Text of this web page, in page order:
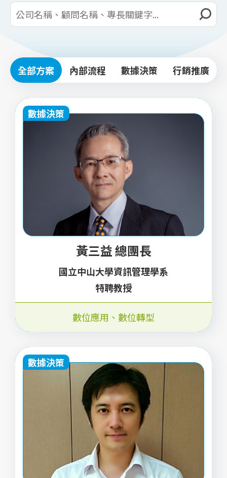
全部方案 內部流程 數據決策 行銷推廣
數據決策
黃三益 總團長
國立中山大學資訊管理學系
特聘教授
數位應用 、 數位轉型
數據決策